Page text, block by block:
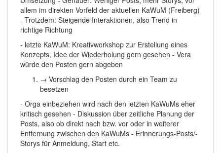
allem im direkten Vorfeld der aktuellen KaWuM (Freiberg)
- Trotzdem: Steigende Interaktionen, also Trend in
richtige Richtung
- letzte KaWuM: Kreativworkshop zur Erstellung eines
Konzepts, Idee der Wiederholung gern gesehen - Vera
würde den Posten gern abgeben
→ Vorschlag den Posten durch ein Team zu
besetzen
- Orga einbeziehen wird nach den letzten KaWuMs eher
kritisch gesehen - Diskussion über zeitliche Planung der
Posts, also ob direkt nach bzw. vor oder in weiterer
Entfernung zwischen den KaWuMs - Erinnerungs-Posts/-
Storys für Anmeldung, Start etc.